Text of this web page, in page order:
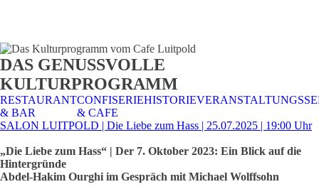
CAFE &
RESTAURANT
TISCHRESERVIERUNG
& KARTE
TISCHRESERVIERUNG
& SPEISEKARTE
DAS GENUSSVOLLE
KULTURPROGRAMM
RESTAURANT
& BAR
CONFISERIE
& CAFE
HISTORIE
SALON LUITPOLD | Die Liebe zum Hass | 25.07.2025 | 19:00 Uhr
„Die Liebe zum Hass“ | Der 7. Oktober 2023: Ein Blick auf die
Hintergründe
Abdel-Hakim Ourghi im Gespräch mit Michael Wolffsohn